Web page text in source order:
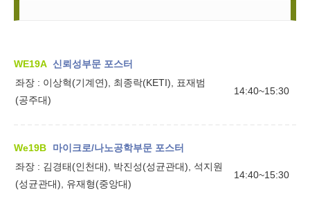
WE19A
신뢰성부문 포스터
좌장 : 이상혁(기계연), 최종락(KETI), 표재범
(공주대)
14:40~15:30
We19B
마이크로/나노공학부문 포스터
좌장 : 김경태(인천대), 박진성(성균관대), 석지원
(성균관대), 유재형(중앙대)
14:40~15:30